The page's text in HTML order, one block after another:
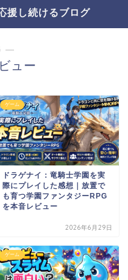
援し続けるブログ
―
ュー
ゲーム
ドラゲナイ：竜騎士学園を実
際にプレイした感想｜放置で
も育つ学園ファンタジーRPG
を本音レビュー
2026年6月29日
ゲーム